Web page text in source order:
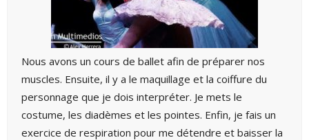
Nous avons un cours de ballet afin de préparer nos
muscles. Ensuite, il y a le maquillage et la coiffure du
personnage que je dois interpréter. Je mets le
costume, les diadèmes et les pointes. Enfin, je fais un
exercice de respiration pour me détendre et baisser la